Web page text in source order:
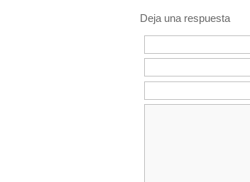
Deja una respuesta